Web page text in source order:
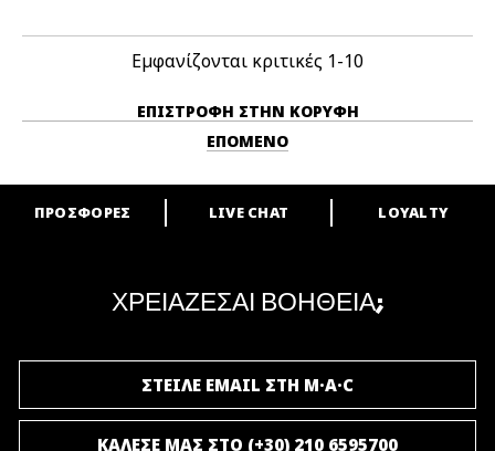
Εμφανίζονται κριτικές 1-10
ΕΠΙΣΤΡΟΦΉ ΣΤΗΝ ΚΟΡΥΦΉ
ΕΠΌΜΕΝΟ
ARE YOU A M·A·C LOVER?
ΠΡΟΣΦΟΡΕΣ LIVE CHAT LOYALTY
ΧΡΕΙΑΖΕΣΑΙ ΒΟΗΘΕΙΑ;
ΣΤΕΙΛΕ EMAIL ΣΤΗ M·A·C
ΚΑΛΕΣΕ ΜΑΣ ΣΤΟ (+30) 210 6595700